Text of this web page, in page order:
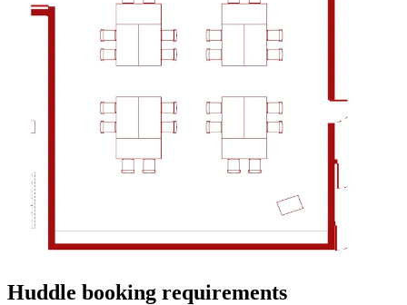
Huddle booking requirements